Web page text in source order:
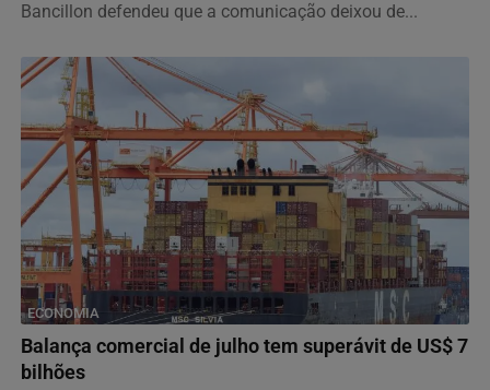
Bancillon defendeu que a comunicação deixou de...
ECONOMIA
Balança comercial de julho tem superávit de US$ 7
bilhões